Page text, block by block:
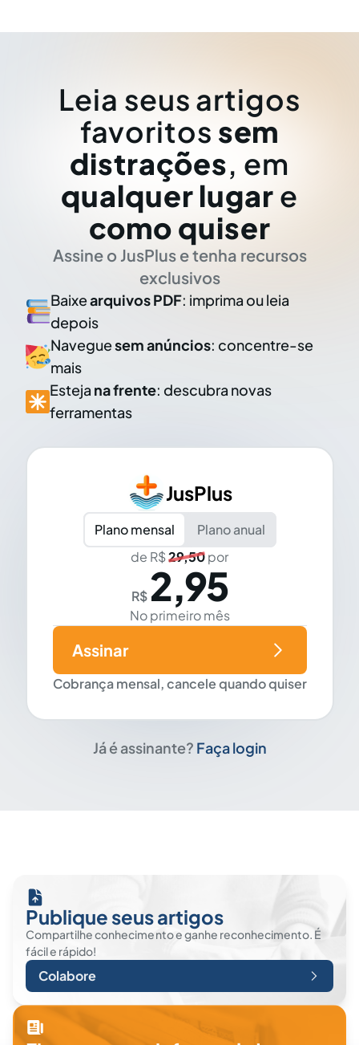
Leia seus artigos
favoritos sem
distrações, em
qualquer lugar e
como quiser
Assine o JusPlus e tenha recursos
exclusivos
Baixearquivos PDF: imprima ou leia
depois
Naveguesem anúncios: concentre-se
mais
Esteja na frente: descubra novas
ferramentas
JusPlus
Plano mensal
Plano anual
de R$29,50por
R$ 2,95
No primeiro mês
Cobrança mensal, cancele quando quiser
Assinar
Já é assinante? Faça login
Publique seus artigos
Compartilhe conhecimento e ganhe reconhecimento. É
fácil e rápido!
Colabore